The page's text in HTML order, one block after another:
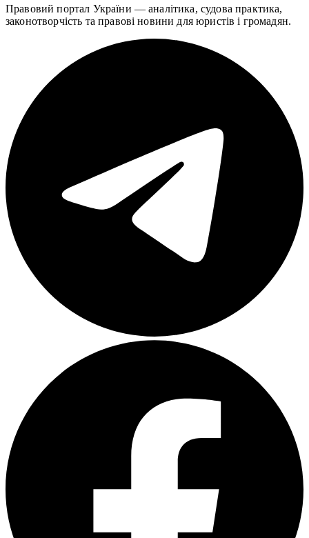
Правовий портал України — аналітика, судова практика,
законотворчість та правові новини для юристів і громадян.